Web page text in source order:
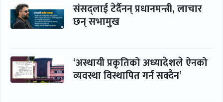
संसद्लाई टेर्दैनन् प्रधानमन्त्री, लाचार
छन् सभामुख
‘अस्थायी प्रकृतिको अध्यादेशले ऐनको
व्यवस्था विस्थापित गर्न सक्दैन’